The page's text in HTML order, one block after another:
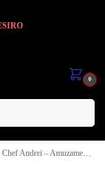
0
– Amuzamentul Bucătăriei de Toamnă